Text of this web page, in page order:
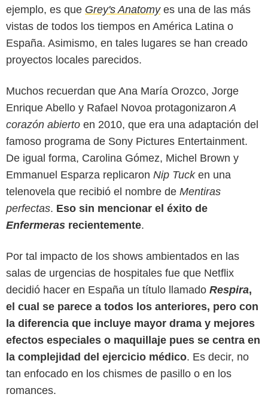
ejemplo, es que Grey's Anatomy es una de las más
vistas de todos los tiempos en América Latina o
España. Asimismo, en tales lugares se han creado
proyectos locales parecidos.
Muchos recuerdan que Ana María Orozco, Jorge
Enrique Abello y Rafael Novoa protagonizaron A
corazón abierto en 2010, que era una adaptación del
famoso programa de Sony Pictures Entertainment.
De igual forma, Carolina Gómez, Michel Brown y
Emmanuel Esparza replicaron Nip Tuck en una
telenovela que recibió el nombre de Mentiras
perfectas. Eso sin mencionar el éxito de
Enfermeras recientemente.
Por tal impacto de los shows ambientados en las
salas de urgencias de hospitales fue que Netflix
decidió hacer en España un título llamado Respira,
el cual se parece a todos los anteriores, pero con
la diferencia que incluye mayor drama y mejores
efectos especiales o maquillaje pues se centra en
la complejidad del ejercicio médico. Es decir, no
tan enfocado en los chismes de pasillo o en los
romances.
Netflix